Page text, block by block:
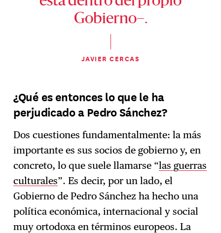
Gobierno–.
JAVIER CERCAS
¿Qué es entonces lo que le ha
perjudicado a Pedro Sánchez?
Dos cuestiones fundamentalmente: la más
importante es sus socios de gobierno y, en
concreto, lo que suele llamarse “las guerras
culturales”. Es decir, por un lado, el
Gobierno de Pedro Sánchez ha hecho una
política económica, internacional y social
muy ortodoxa en términos europeos. La